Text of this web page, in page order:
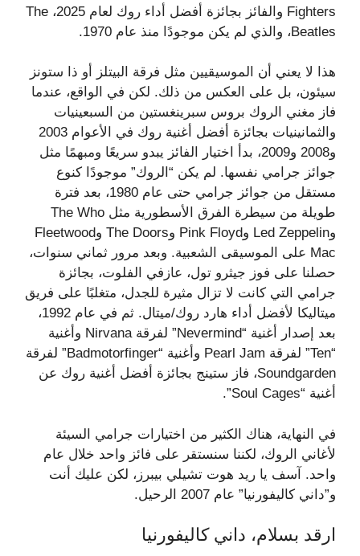
Fighters والفائز بجائزة أفضل أداء روك لعام 2025، The
Beatles، والذي لم يكن موجودًا منذ عام 1970.
هذا لا يعني أن الموسيقيين مثل فرقة البيتلز أو ذا ستونز
سيئون، بل على العكس من ذلك. لكن في الواقع، عندما
فاز مغني الروك بروس سبرينغستين من السبعينيات
والثمانينيات بجائزة أفضل أغنية روك في الأعوام 2003
و2008 و2009، بدأ اختيار الفائز يبدو سريعًا ومبهمًا مثل
جوائز جرامي نفسها. لم يكن “الروك” موجودًا كنوع
مستقل من جوائز جرامي حتى عام 1980، بعد فترة
طويلة من سيطرة الفرق الأسطورية مثل The Who
وLed Zeppelin وPink Floyd وThe Doors وFleetwood
Mac على الموسيقى الشعبية. وبعد مرور ثماني سنوات،
حصلنا على فوز جيثرو تول، عازفي الفلوت، بجائزة
جرامي التي كانت لا تزال مثيرة للجدل، متغلبًا على فريق
ميتاليكا لأفضل أداء هارد روك/ميتال. ثم في عام 1992،
بعد إصدار أغنية “Nevermind” لفرقة Nirvana وأغنية
“Ten” لفرقة Pearl Jam وأغنية “Badmotorfinger” لفرقة
Soundgarden، فاز ستينج بجائزة أفضل أغنية روك عن
أغنية “Soul Cages”.
في النهاية، هناك الكثير من اختيارات جرامي السيئة
لأغاني الروك، لكننا سنستقر على فائز واحد خلال عام
واحد. آسف يا ريد هوت تشيلي بيبرز، لكن عليك أنت
و”داني كاليفورنيا” عام 2007 الرحيل.
ارقد بسلام، داني كاليفورنيا